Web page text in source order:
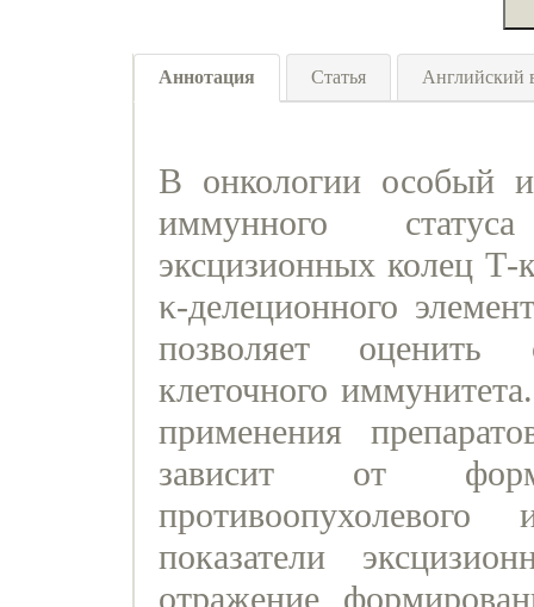
Аннотация Статья Английский
В онкологии особый
иммунного
эксцизионных колец Т-
κ-делеционного
позволяет оценить
клеточного
применения
зависит от
противоопухолевого
показатели
отражение